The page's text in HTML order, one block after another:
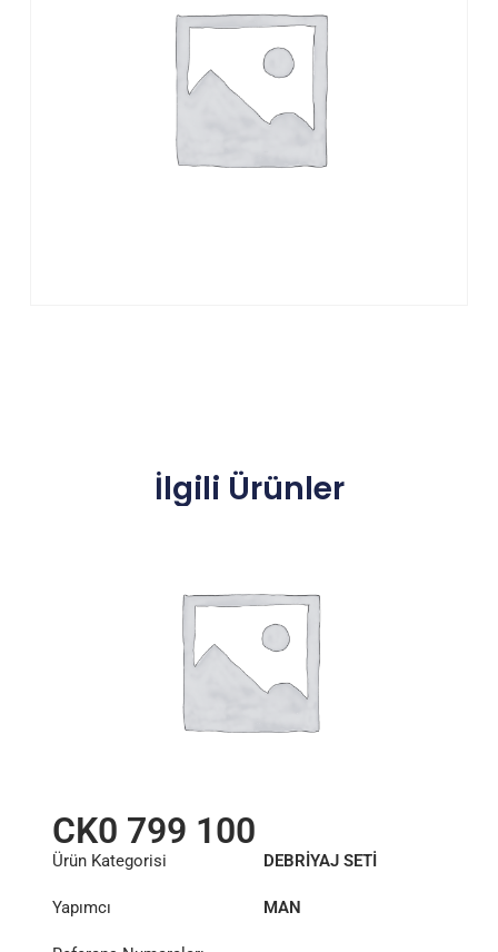
İlgili Ürünler
CK0 799 100
Ürün Kategorisi DEBRİYAJ SETİ
Yapımcı MAN